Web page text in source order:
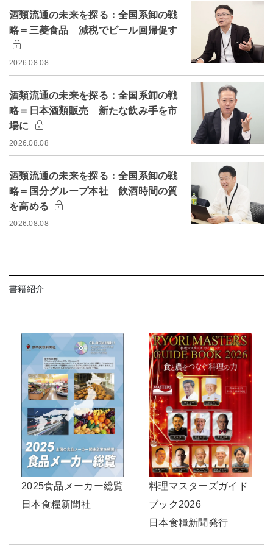
酒類流通の未来を探る：全国系卸の戦
略＝三菱食品 減税でビール回帰促す
2026.08.08
酒類流通の未来を探る：全国系卸の戦
略＝日本酒類販売 新たな飲み手を市
場に
2026.08.08
酒類流通の未来を探る：全国系卸の戦
略＝国分グループ本社 飲酒時間の質
を高める
2026.08.08
書籍紹介
2025食品メーカー総覧
日本食糧新聞社
料理マスターズガイド
ブック2026
日本食糧新聞発行